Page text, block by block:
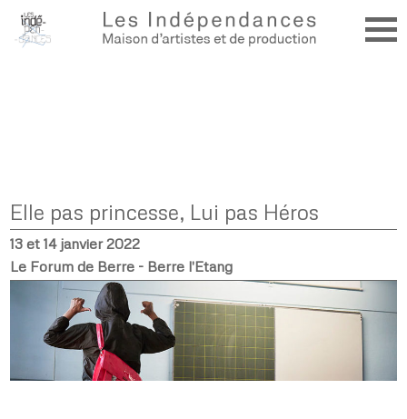
Elle pas princesse, Lui pas Héros
13 et 14 janvier 2022
Le Forum de Berre - Berre l'Etang